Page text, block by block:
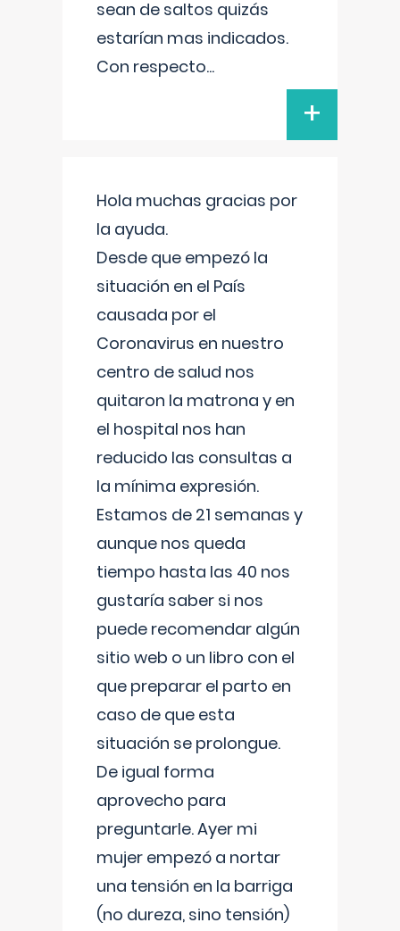
sean de saltos quizás
estarían mas indicados.
Con respecto...
+
Hola muchas gracias por
la ayuda.
Desde que empezó la
situación en el País
causada por el
Coronavirus en nuestro
centro de salud nos
quitaron la matrona y en
el hospital nos han
reducido las consultas a
la mínima expresión.
Estamos de 21 semanas y
aunque nos queda
tiempo hasta las 40 nos
gustaría saber si nos
puede recomendar algún
sitio web o un libro con el
que preparar el parto en
caso de que esta
situación se prolongue.
De igual forma
aprovecho para
preguntarle. Ayer mi
mujer empezó a nortar
una tensión en la barriga
(no dureza, sino tensión)